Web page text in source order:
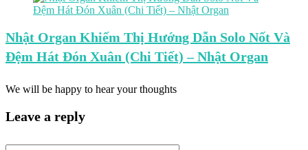
Nhật Organ Khiếm Thị Hướng Dẫn Solo Nốt Và
Đệm Hát Đón Xuân (Chi Tiết) – Nhật Organ
We will be happy to hear your thoughts
Leave a reply